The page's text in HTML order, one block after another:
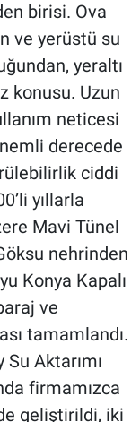
birisi. Ova
ve yerüstü su
yeraltı
konusu. Uzun
neticesi
derecede
ciddi
yıllarla
Mavi Tünel
nehrinden
Konya Kapalı
ve
tamamlandı.
Aktarımı
firmamızca
geliştirildi, iki